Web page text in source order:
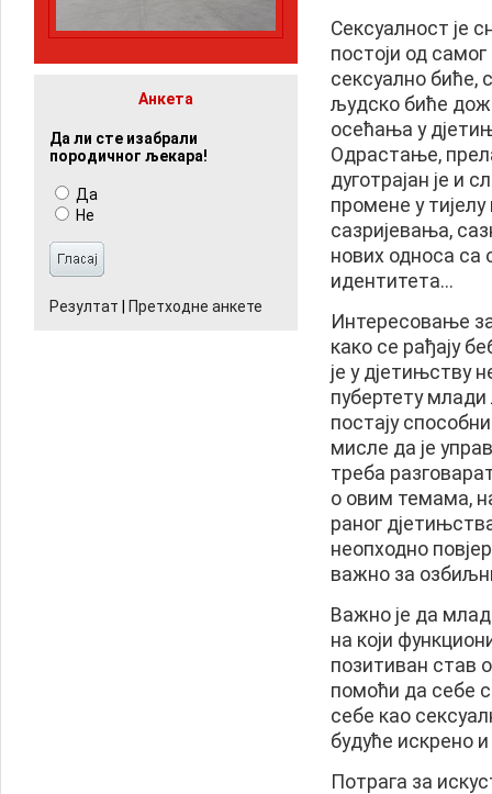
Анкета
Да ли сте изабрали
породичног љекара!
Да
Не
Резултат Претходне анкете
Сексуалност је
постоји од
сексуално биће,
људско биће
осећања у
Одрастање,
дуготрајан је и
промене у
сазријевања,
нових односа са
идентитета...
Интересовање
како се рађају
је у дјетињству
пубертету
постају
мисле да је
треба
о овим темама,
раног
неопходно
важно за
Важно је да
на који
позитиван став
помоћи да себе
себе као
будуће искрено
Потрага за